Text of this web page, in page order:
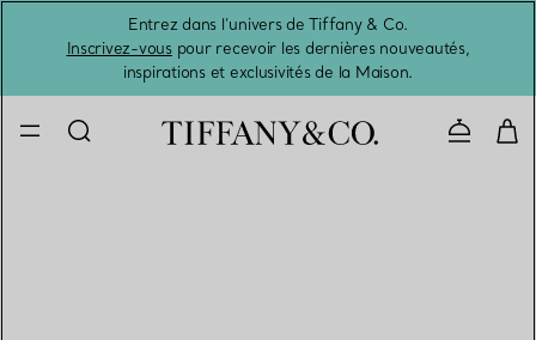
Entrez dans l’univers de Tiffany & Co.
Inscrivez-vouspour recevoir les dernières nouveautés,
inspirations et exclusivités de la Maison.